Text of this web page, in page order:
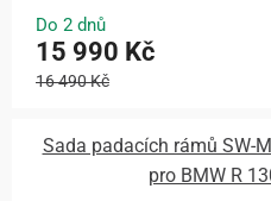
Do 2 dnů
15 990 Kč
16 490 Kč
Sada padacích rámů SW-
pro BMW R